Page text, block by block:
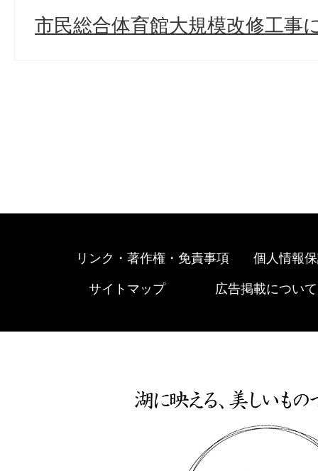
市民総合体育館大規模改修工事
リンク・著作権・免責事項 個人情報
サイトマップ 広告掲載について